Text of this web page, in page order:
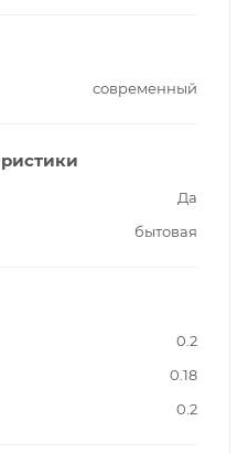
современный
Да
бытовая
0.2
0.18
0.2